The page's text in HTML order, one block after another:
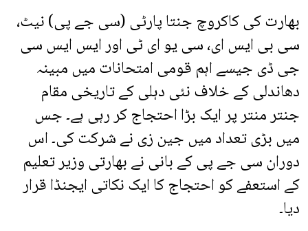
بھارت کی کاکروچ جنتا پارٹی (سی جے پی) نیٹ،
سی بی ایس ای، سی یو ای ٹی اور ایس ایس سی
جی ڈی جیسے اہم قومی امتحانات میں مبینہ
دھاندلی کے خلاف نئی دہلی کے تاریخی مقام
جنتر منتر پر ایک بڑا احتجاج کر رہی ہے۔ جس
میں بڑی تعداد میں جین زی نے شرکت کی۔ اس
دوران سی جے پی کے بانی نے بھارتی وزیر تعلیم
کے استعفے کو احتجاج کا ایک نکاتی ایجنڈا قرار
دیا۔